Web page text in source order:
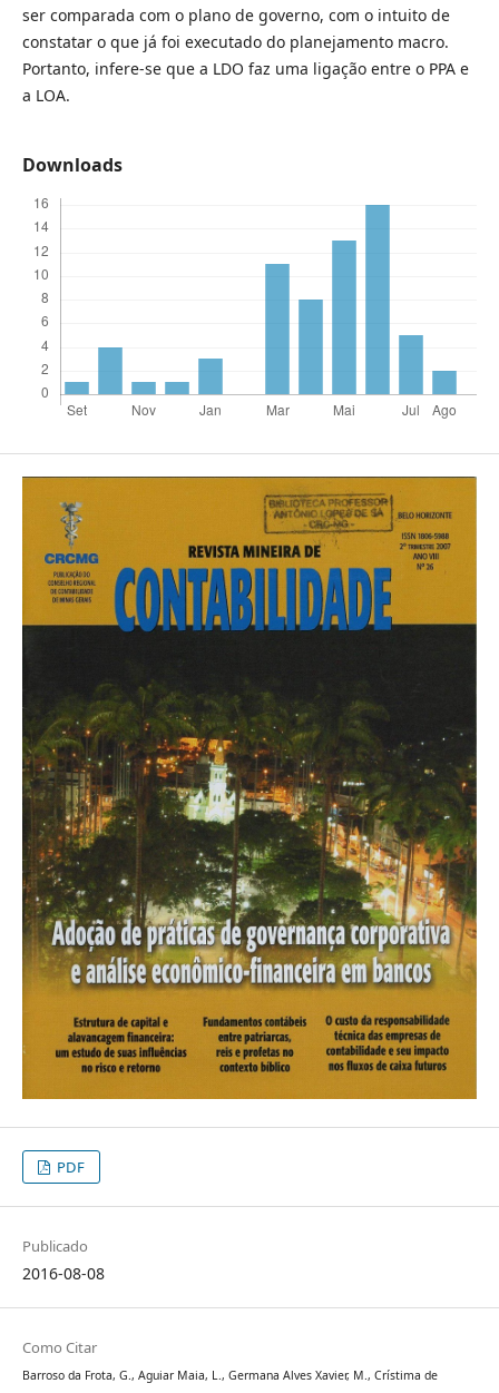
ser comparada com o plano de governo, com o intuito de
constatar o que já foi executado do planejamento macro.
Portanto, infere-se que a LDO faz uma ligação entre o PPA e
a LOA.
Downloads
PDF
Publicado
2016-08-08
Como Citar
Barroso da Frota, G., Aguiar Maia, L., Germana Alves Xavier, M., Crístima de